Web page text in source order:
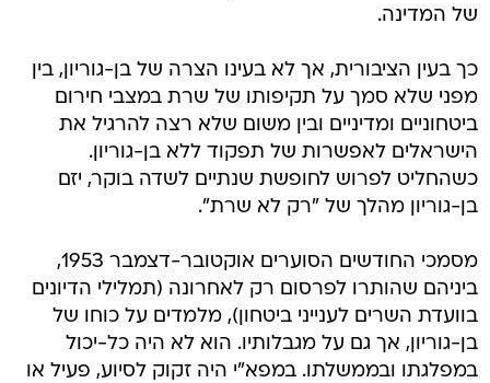
של המדינה.
כך בעין הציבורית, אך לא בעינו הצרה של בן-גוריון, בין
מפני שלא סמך על תקיפותו של שרת במצבי חירום
ביטחוניים ומדיניים ובין משום שלא רצה להרגיל את
הישראלים לאפשרות של תפקוד ללא בן-גוריון.
כשהחליט לפרוש לחופשת שנתיים לשדה בוקר, יזם
בן-גוריון מהלך של "רק לא שרת".
מסמכי החודשים הסוערים אוקטובר-דצמבר 1953,
ביניהם שהותרו לפרסום רק לאחרונה (תמלילי הדיונים
בוועדת השרים לענייני ביטחון), מלמדים על כוחו של
בן-גוריון, אך גם על מגבלותיו. הוא לא היה כל-יכול
במפלגתו ובממשלתו. במפא"י היה זקוק לסיוע, פעיל או